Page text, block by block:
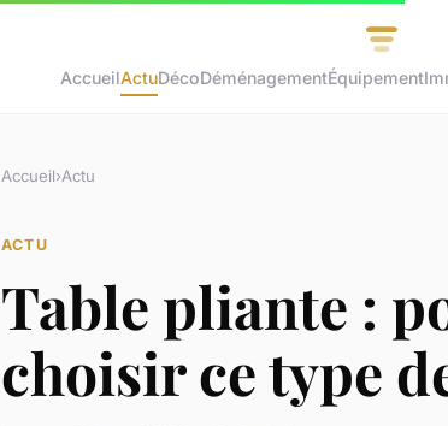
AccueilActuDécoDéménagementÉquipement
Accueil›Actu
ACTU
Table pliante :
choisir ce type